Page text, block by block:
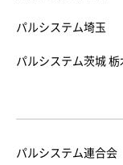
パルシステム埼玉
パルシステム茨城 栃
パルシステム連合会